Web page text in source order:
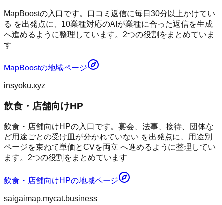
MapBoostの入口です。口コミ返信に毎日30分以上かけてい
る を出発点に、10業種対応のAIが業種に合った返信を生成
へ進めるように整理しています。2つの役割をまとめていま
す
MapBoostの地域ページ
insyoku.xyz
飲食・店舗向けHP
飲食・店舗向けHPの入口です。宴会、法事、接待、団体な
ど用途ごとの受け皿が分かれていない を出発点に、用途別
ページを束ねて単価とCVを両立 へ進めるように整理してい
ます。2つの役割をまとめています
飲食・店舗向けHPの地域ページ
saigaimap.mycat.business